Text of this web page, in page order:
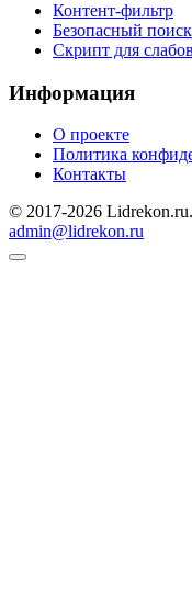
Контент-фильтр
Безопасный поиск
Скрипт для
Информация
О проекте
Политика
Контакты
© 2017-2026
admin@lidrekon.ru